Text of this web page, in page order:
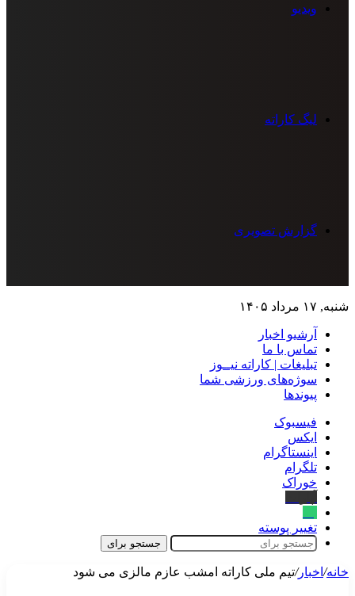
ویدیو
لیگ کاراته
گزارش تصویری
شنبه, ۱۷ مرداد ۱۴۰۵
آرشیو اخبار
تماس‌ با‌ ما
تبلیغات | کاراته نیــوز
سوژه‌های ورزشی شما
پیوندها
فیسبوک
ایکس
اینستاگرام
تلگرام
خوراک
تغییر پوسته
جستجو برای
خانه/ اخبار/تیم ملی کاراته امشب عازم مالزی می شود